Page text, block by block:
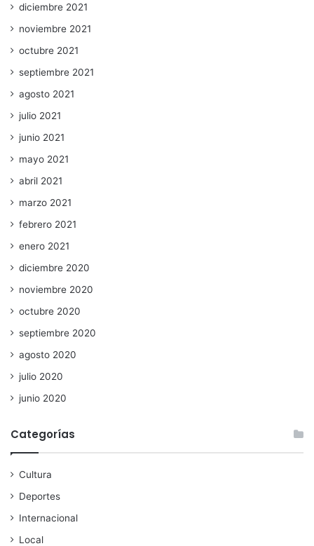
diciembre 2021
noviembre 2021
octubre 2021
septiembre 2021
agosto 2021
julio 2021
junio 2021
mayo 2021
abril 2021
marzo 2021
febrero 2021
enero 2021
diciembre 2020
noviembre 2020
octubre 2020
septiembre 2020
agosto 2020
julio 2020
junio 2020
Categorías
Cultura
Deportes
Internacional
Local